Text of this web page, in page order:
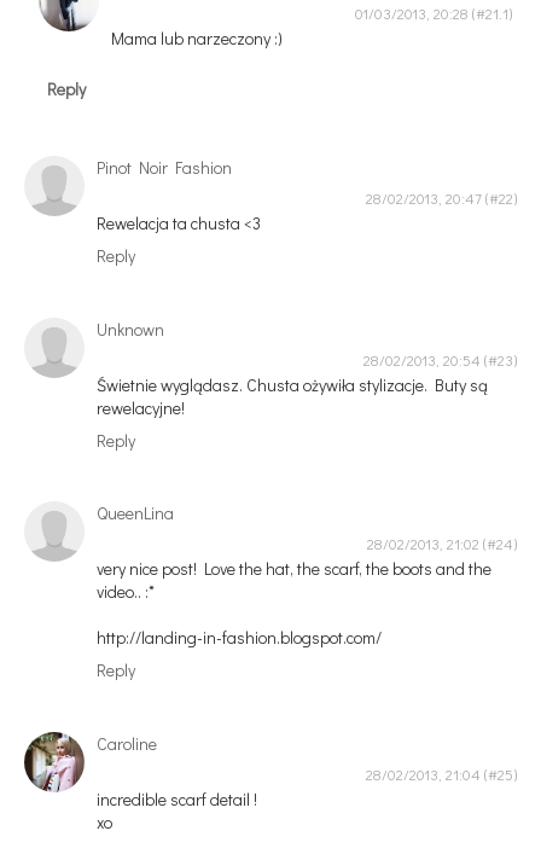
01/03/2013, 20:28
Mama lub narzeczony :)
Reply
Pinot Noir Fashion
28/02/2013, 20:47
Rewelacja ta chusta <3
Reply
Unknown
28/02/2013, 20:54
Świetnie wyglądasz. Chusta ożywiła stylizacje. Buty są
rewelacyjne!
Reply
QueenLina
28/02/2013, 21:02
very nice post! Love the hat, the scarf, the boots and the
video.. :*
http://landing-in-fashion.blogspot.com/
Reply
Caroline
28/02/2013, 21:04
incredible scarf detail !
xo